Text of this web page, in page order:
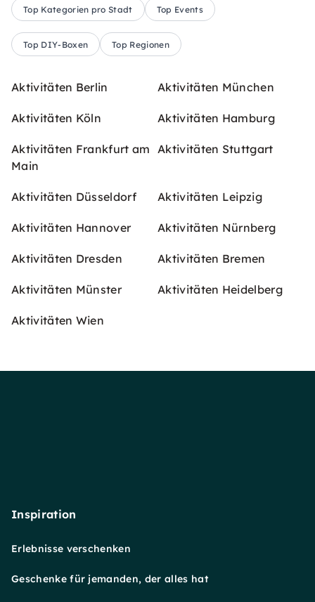
Top Kategorien pro Stadt Top Events
Top DIY-Boxen Top Regionen
Aktivitäten Berlin Aktivitäten München
Aktivitäten Köln Aktivitäten Hamburg
Aktivitäten Frankfurt am
Main
Aktivitäten Stuttgart
Aktivitäten Düsseldorf Aktivitäten Leipzig
Aktivitäten Hannover Aktivitäten Nürnberg
Aktivitäten Dresden Aktivitäten Bremen
Aktivitäten Münster Aktivitäten Heidelberg
Aktivitäten Wien
Inspiration
Erlebnisse verschenken
Geschenke für jemanden, der alles hat